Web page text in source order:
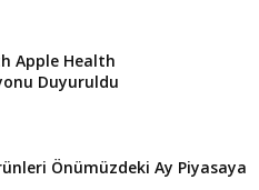
Apple Health
Duyuruldu
Önümüzdeki Ay Piyasaya